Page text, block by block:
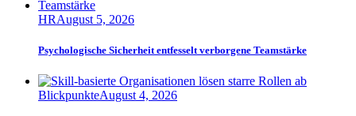
HRAugust 5, 2026
Psychologische Sicherheit entfesselt verborgene Teamstärke
BlickpunkteAugust 4, 2026